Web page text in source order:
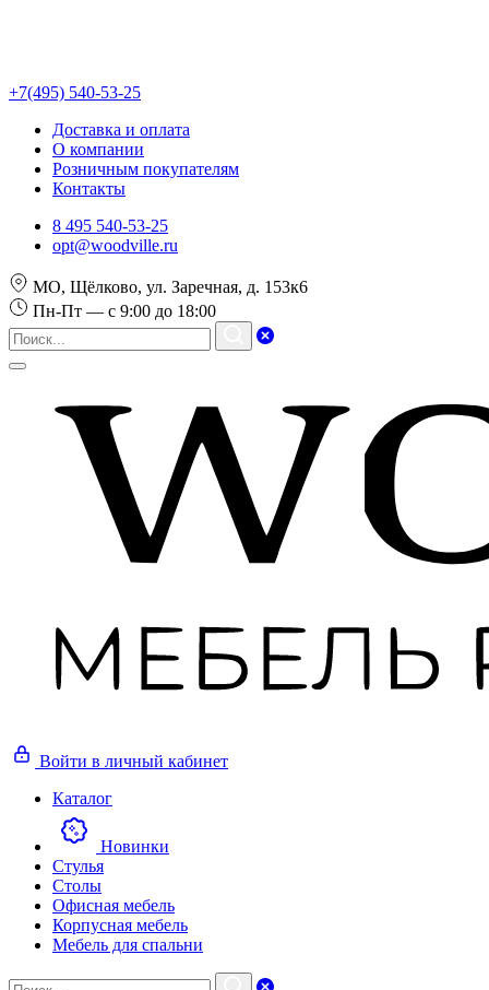
+7(495) 540-53-25
Доставка и оплата
О компании
Розничным покупателям
Контакты
8 495 540-53-25
opt@woodville.ru
МО, Щёлково, ул. Заречная, д. 153к6
Пн-Пт — с 9:00 до 18:00
Войти в личный кабинет
Каталог
Новинки
Стулья
Столы
Офисная мебель
Корпусная мебель
Мебель для спальни